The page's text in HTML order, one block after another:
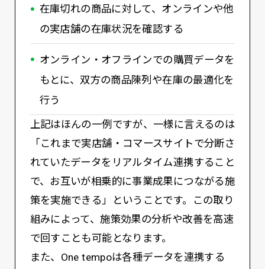
在庫切れの商品に対して、オンラインや他
の実店舗の在庫状況を確認する
オンライン・オフラインでの購買データを
もとに、双方の商品陳列や在庫の最適化を
行う
上記はほんの一例ですが、一様に言えるのは
「これまで実店舗・コマースサイトで分断さ
れていたデータをリアルタイム連携すること
で、お互いが相乗的に事業成果につながる施
策を実施できる」ということです。この取り
組みによって、施策効果の分析や改善を高速
で回すことも可能となります。
また、One tempoは各種データを連携する